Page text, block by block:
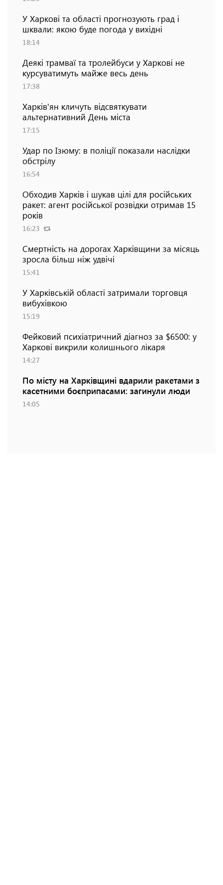
У Харкові та області прогнозують град і
шквали: якою буде погода у вихідні
18:14
Деякі трамваї та тролейбуси у Харкові не
курсуватимуть майже весь день
17:38
Харків'ян кличуть відсвяткувати
альтернативний День міста
17:15
Удар по Ізюму: в поліції показали наслідки
обстрілу
16:54
Обходив Харків і шукав цілі для російських
ракет: агент російської розвідки отримав 15
років
16:23
Смертність на дорогах Харківщини за місяць
зросла більш ніж удвічі
15:41
У Харківській області затримали торговця
вибухівкою
15:19
Фейковий психіатричний діагноз за $6500: у
Харкові викрили колишнього лікаря
14:27
По місту на Харківщині вдарили ракетами з
касетними боєприпасами: загинули люди
14:05